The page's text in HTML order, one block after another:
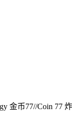
金币77//Coin